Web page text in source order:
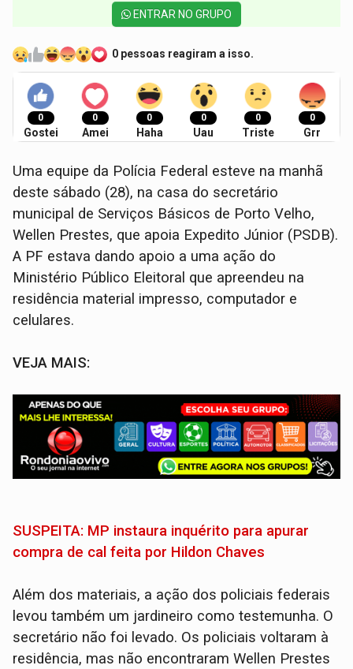
ENTRAR NO GRUPO
0 pessoas reagiram a isso.
0
Gostei
0
Amei
0
Haha
0
Uau
0
Triste
0
Grr
Uma equipe da Polícia Federal esteve na manhã
deste sábado (28), na casa do secretário
municipal de Serviços Básicos de Porto Velho,
Wellen Prestes, que apoia Expedito Júnior (PSDB).
A PF estava dando apoio a uma ação do
Ministério Público Eleitoral que apreendeu na
residência material impresso, computador e
celulares.
VEJA MAIS:
SUSPEITA: MP instaura inquérito para apurar
compra de cal feita por Hildon Chaves
Além dos materiais, a ação dos policiais federais
levou também um jardineiro como testemunha. O
secretário não foi levado. Os policiais voltaram à
residência, mas não encontraram Wellen Prestes